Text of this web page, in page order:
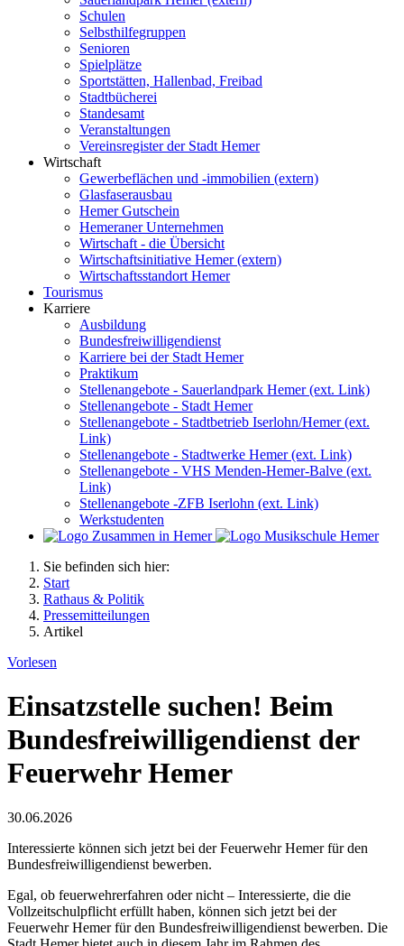
Schulen
Selbsthilfegruppen
Senioren
Spielplätze
Sportstätten, Hallenbad, Freibad
Stadtbücherei
Standesamt
Veranstaltungen
Vereinsregister der Stadt Hemer
Wirtschaft
Gewerbeflächen und -immobilien (extern)
Glasfaserausbau
Hemer Gutschein
Hemeraner Unternehmen
Wirtschaft - die Übersicht
Wirtschaftsinitiative Hemer (extern)
Wirtschaftsstandort Hemer
Tourismus
Karriere
Ausbildung
Bundesfreiwilligendienst
Karriere bei der Stadt Hemer
Praktikum
Stellenangebote - Sauerlandpark Hemer (ext. Link)
Stellenangebote - Stadt Hemer
Stellenangebote - Stadtbetrieb Iserlohn/Hemer (ext.
Link)
Stellenangebote - Stadtwerke Hemer (ext. Link)
Stellenangebote - VHS Menden-Hemer-Balve (ext.
Link)
Stellenangebote -ZFB Iserlohn (ext. Link)
Werkstudenten
Sie befinden sich hier:
Start
Rathaus & Politik
Pressemitteilungen
Artikel
Vorlesen
Einsatzstelle suchen! Beim
Bundesfreiwilligendienst der
Feuerwehr Hemer
30.06.2026
Interessierte können sich jetzt bei der Feuerwehr Hemer für den
Bundesfreiwilligendienst bewerben.
Egal, ob feuerwehrerfahren oder nicht – Interessierte, die die
Vollzeitschulpflicht erfüllt haben, können sich jetzt bei der
Feuerwehr Hemer für den Bundesfreiwilligendienst bewerben. Die